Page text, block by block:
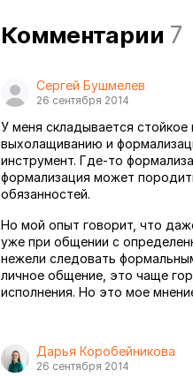
Комментарии 7
Сергей Бушмелев
26 сентября 2014
У меня складывается
выхолащиванию и
инструмент. Где-то
формализация может
обязанностей.
Но мой опыт говорит, что
уже при общении с
нежели следовать
личное общение, это чаще
исполнения. Но это мое
Дарья Коробейникова
26 сентября 2014